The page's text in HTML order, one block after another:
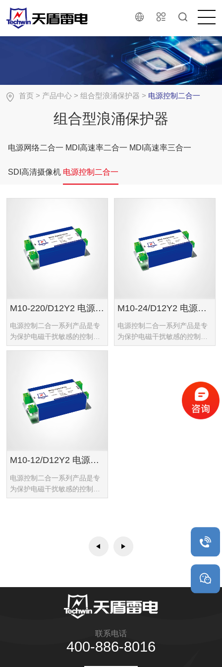
首页 > 产品中心> 组合型浪涌保护器 > 电源控制二合一
组合型浪涌保护器
电源网络二合一 MDI高速率二合一 MDI高速率三合一
SDI高清摄像机 电源控制二合一
M10-220/D12Y2 电源控制二合一
电源控制二合一系列产品是专
为保护电磁干扰敏感的控制线
路和供电系统而设计，有效防
M10-24/D12Y2 电源控制二合一
电源控制二合一系列产品是专
为保护电磁干扰敏感的控制线
路和供电系统而设计，有效防
M10-12/D12Y2 电源控制二合一
电源控制二合一系列产品是专
为保护电磁干扰敏感的控制线
路和供电系统而设计，有效防
联系电话
400-886-8016